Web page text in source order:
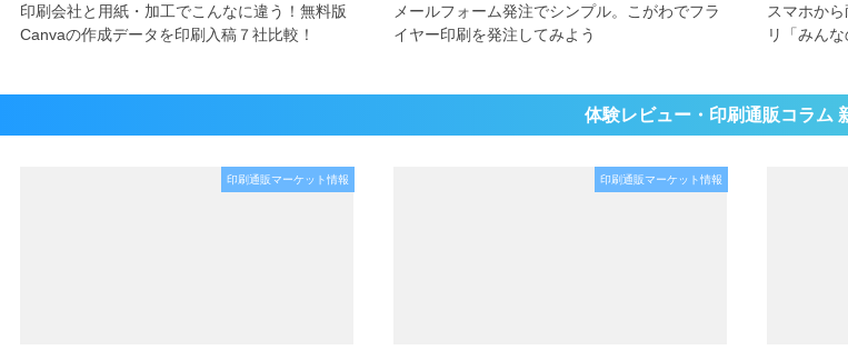
印刷会社と用紙・加工でこんなに違う！無料版
Canvaの作成データを印刷入稿７社比較！
メールフォーム発注でシンプル。こがわでフラ
イヤー印刷を発注してみよう
スマホか
リ「みん
体験レビュー・印刷通販コラム
印刷通販マーケット情報 印刷通販マーケット情報